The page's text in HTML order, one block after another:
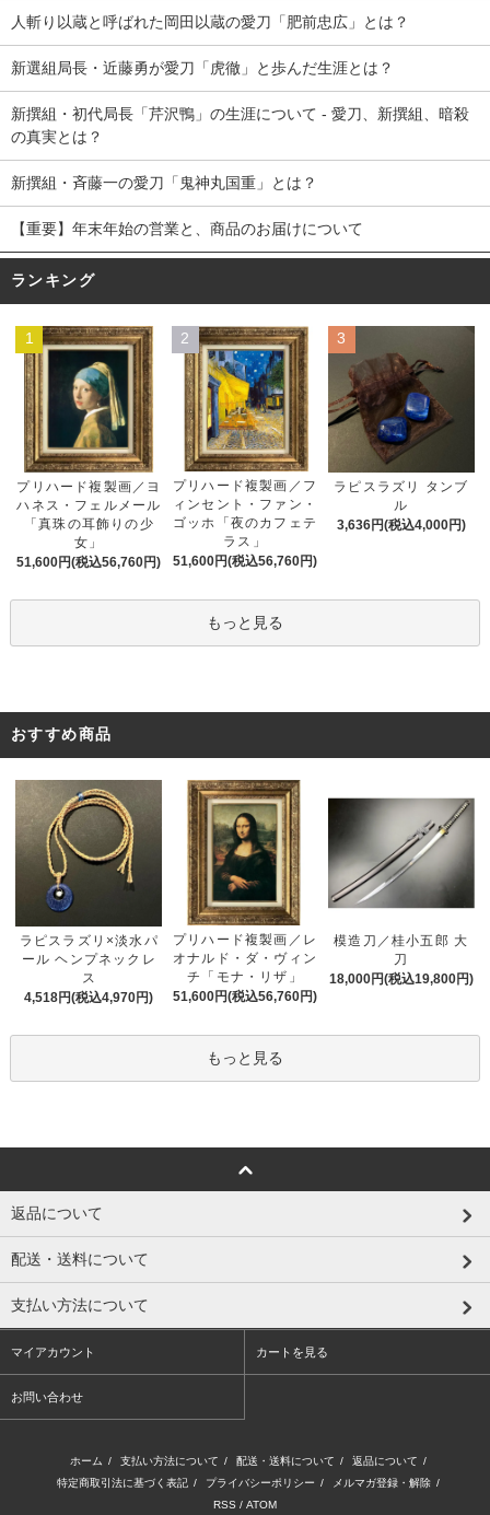
人斬り以蔵と呼ばれた岡田以蔵の愛刀「肥前忠広」とは？
新選組局長・近藤勇が愛刀「虎徹」と歩んだ生涯とは？
新撰組・初代局長「芹沢鴨」の生涯について - 愛刀、新撰組、暗殺
の真実とは？
新撰組・斉藤一の愛刀「鬼神丸国重」とは？
【重要】年末年始の営業と、商品のお届けについて
ランキング
1
プリハード複製画／ヨ
ハネス・フェルメール
「真珠の耳飾りの少
女」
51,600円(税込56,760円)
2
プリハード複製画／フ
ィンセント・ファン・
ゴッホ「夜のカフェテ
ラス」
51,600円(税込56,760円)
3
ラピスラズリ タンブ
ル
3,636円(税込4,000円)
もっと見る
おすすめ商品
ラピスラズリ×淡水パ
ール ヘンプネックレ
ス
4,518円(税込4,970円)
プリハード複製画／レ
オナルド・ダ・ヴィン
チ「モナ・リザ」
51,600円(税込56,760円)
模造刀／桂小五郎 大
刀
18,000円(税込19,800円)
もっと見る
返品について
配送・送料について
支払い方法について
マイアカウント カートを見る
お問い合わせ
ホーム / 支払い方法について / 配送・送料について / 返品について /
特定商取引法に基づく表記 / プライバシーポリシー / メルマガ登録・解除 /
RSS / ATOM